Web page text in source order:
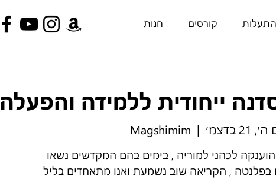
קורסים חנות
ייחודית ללמידה והפעלה
21 בדצמ׳
  |
Magshimim
לכהני למוריה , בימים בהם המקדשים נשאו
בפלנטה , הקריאה שוב נשמעת ואנו מתאחדים בליל